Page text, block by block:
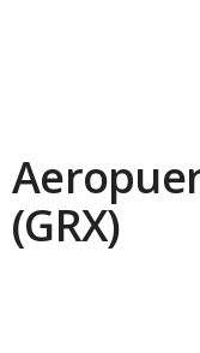
(GRX)